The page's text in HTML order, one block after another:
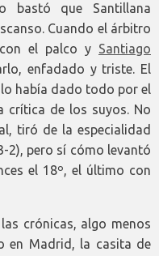
bastó que Santillana
Cuando el árbitro
el palco y Santiago
enfadado y triste. El
había dado todo por el
crítica de los suyos. No
tiró de la especialidad
2), pero sí cómo levantó
el 18º, el último con
crónicas, algo menos
en Madrid, la casita de